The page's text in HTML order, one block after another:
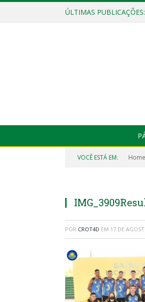
ÚLTIMAS PUBLICAÇÕES:
VOCÊ ESTÁ EM: Home
POR CROT4D EM 17 DE